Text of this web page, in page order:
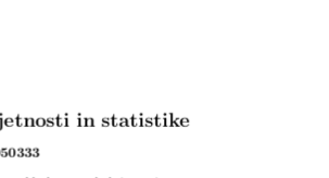
in statistike